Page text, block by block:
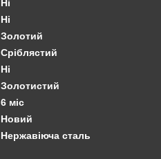
Ні
Ні
Золотий
Сріблястий
Ні
Золотистий
6 міс
Новий
Нержавіюча сталь